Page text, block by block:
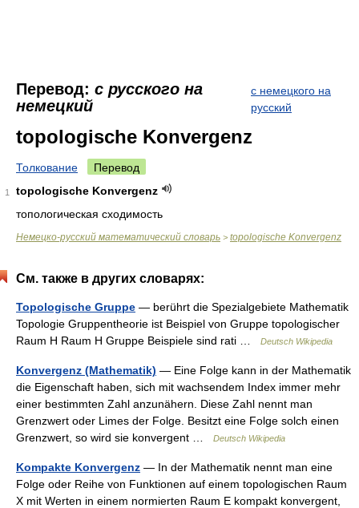
Перевод: с русского на
немецкий
с немецкого на
русский
topologische Konvergenz
Толкование Перевод
1
topologische Konvergenz
топологическая сходимость
Немецко-русский математический словарь > topologische Konvergenz
См. также в других словарях:
Topologische Gruppe — berührt die Spezialgebiete Mathematik
Topologie Gruppentheorie ist Beispiel von Gruppe topologischer
Raum H Raum H Gruppe Beispiele sind rati …
Deutsch Wikipedia
Konvergenz (Mathematik) — Eine Folge kann in der Mathematik
die Eigenschaft haben, sich mit wachsendem Index immer mehr
einer bestimmten Zahl anzunähern. Diese Zahl nennt man
Grenzwert oder Limes der Folge. Besitzt eine Folge solch einen
Grenzwert, so wird sie konvergent …
Deutsch Wikipedia
Kompakte Konvergenz — In der Mathematik nennt man eine
Folge oder Reihe von Funktionen auf einem topologischen Raum
X mit Werten in einem normierten Raum E kompakt konvergent,